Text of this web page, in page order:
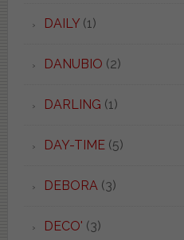
DAILY(1)
DANUBIO (2)
DARLING (1)
DAY-TIME(5)
DEBORA(3)
DECO' (3)